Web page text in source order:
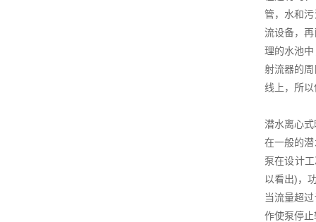
管，水和
流设备，
理的水池
射流器的
线上，所
潜水离心
在一般的
泵在设计
以看出)，
当流量超
作使泵停